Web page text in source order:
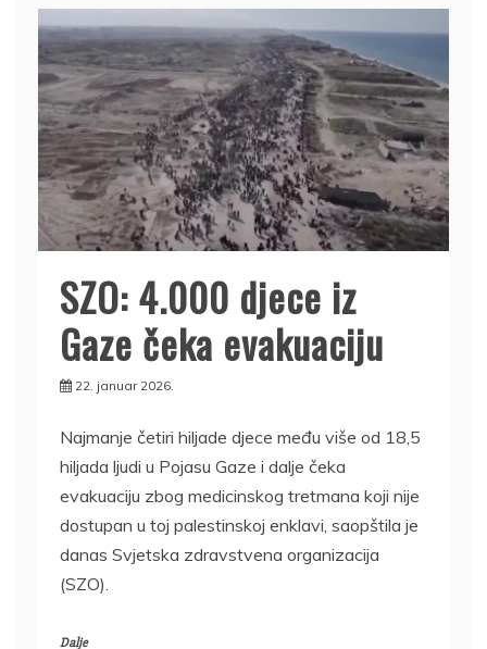
SZO: 4.000 djece iz
Gaze čeka evakuaciju
22. januar 2026.
Najmanje četiri hiljade djece među više od 18,5
hiljada ljudi u Pojasu Gaze i dalje čeka
evakuaciju zbog medicinskog tretmana koji nije
dostupan u toj palestinskoj enklavi, saopštila je
danas Svjetska zdravstvena organizacija
(SZO).
Dalje